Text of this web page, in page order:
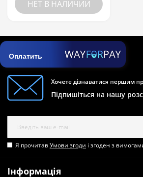
НЕТ В НАЛИЧИИ
Оплатить
Хочете дізнаватися першим
Підпишіться на нашу
Я прочитавУмови згоди і згоден з
Інформація